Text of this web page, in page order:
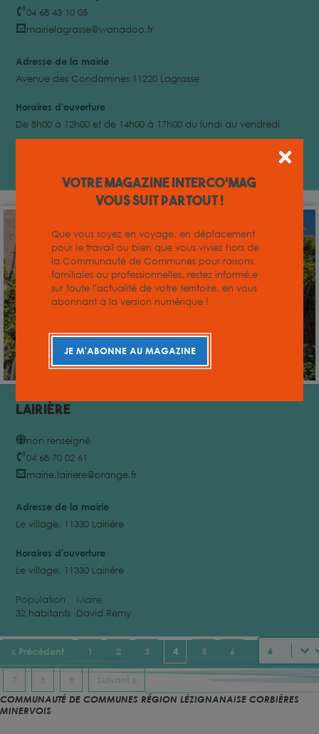
04 68 43 10 05
mairielagrasse@wanadoo.fr
Adresse de la mairie
Avenue des Condamines 11220 Lagrasse
Horaires d'ouverture
De 8h00 à 12h00 et de 14h00 à 17h00 du lundi au vendredi
Lairière
non renseigné
04 68 70 02 61
mairie.lairiere@orange.fr
Adresse de la mairie
Le village, 11330 Lairière
Horaires d'ouverture
Le village, 11330 Lairière
Population
32 habitants
Maire
David Remy
« Précédent 1 2 3 4 5 6
7 8 9 Suivant »
COMMUNAUTÉ DE COMMUNES RÉGION LÉZIGNANAISE CORBIÈRES
MINERVOIS
Votre magazine INTERCO'MAG
vous suit partout !
Que vous soyez en voyage, en déplacement
pour le travail ou bien que vous viviez hors de
la Communauté de Communes pour raisons
familiales ou professionnelles, restez informé.e
sur toute l'actualité de votre territoire, en vous
abonnant à la version numérique !
JE M'ABONNE AU MAGAZINE